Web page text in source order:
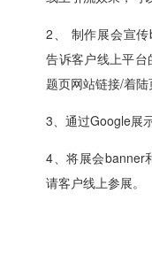
2、 制作展会宣
告诉客户线上平
题页网站链接/着陆
3、通过Google展
4、将展会banner
请客户线上参展。